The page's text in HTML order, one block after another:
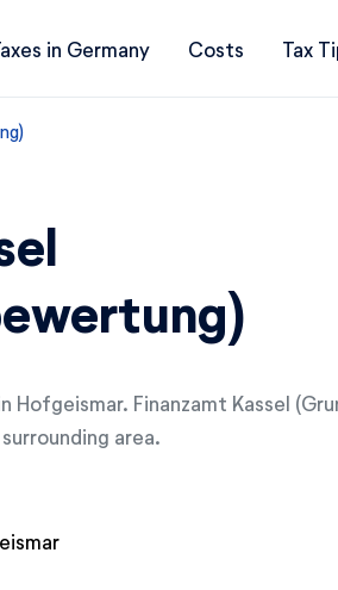
in Germany Costs Tax
Hofgeismar. Finanzamt Kassel
area.